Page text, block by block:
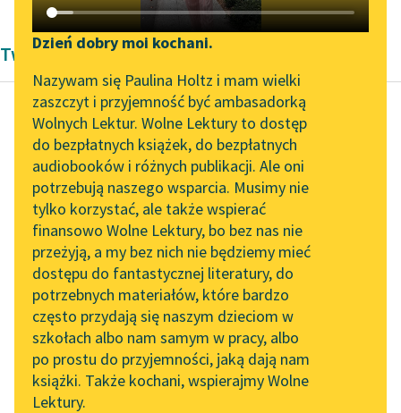
Katalog DAISY
Podkasty o książkach
Zgłoś brak utworu
Aktualności
„Prokurator Alicja Horn”
do słuchania
Byliśmy częścią AI Impact
Lab
Zapraszamy na spotkanie
online z tłumaczkami
literatury skandynawskiej
Spotkanie z Katarzyną
Tunkiel w Oslo
102. lata temu zmarł
Joseph Conrad
Narzędzia
Mapa Wolnych Lektur
Leśmianator
Przewodnik dla piszących i
czytających
API
OAI-PMH
Widget Wolnych Lektur
Przypisy
Dzień dobry moi kochani.
Nazywam się Paulina Holtz i mam wielki
zaszczyt i przyjemność być ambasadorką
Wolnych Lektur. Wolne Lektury to dostęp
do bezpłatnych książek, do bezpłatnych
audiobooków i różnych publikacji. Ale oni
potrzebują naszego wsparcia. Musimy nie
tylko korzystać, ale także wspierać
finansowo Wolne Lektury, bo bez nas nie
przeżyją, a my bez nich nie będziemy mieć
dostępu do fantastycznej literatury, do
potrzebnych materiałów, które bardzo
często przydają się naszym dzieciom w
szkołach albo nam samym w pracy, albo
po prostu do przyjemności, jaką dają nam
książki. Także kochani, wspierajmy Wolne
Lektury.
Twórczość Henryka Sienkiewicza
Henryk Sienkiewicz
Latarnik
— Skąd jesteście?
— Jestem Polak.
— Coście robili dotąd?
— Tułałem się.
— Latarnik powinien